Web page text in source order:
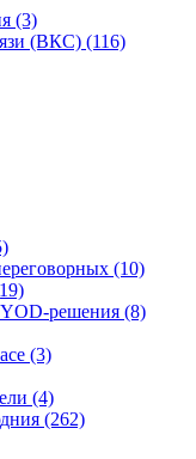
(3)
(ВКС) (116)
(10)
решения (8)
(3)
(4)
(262)